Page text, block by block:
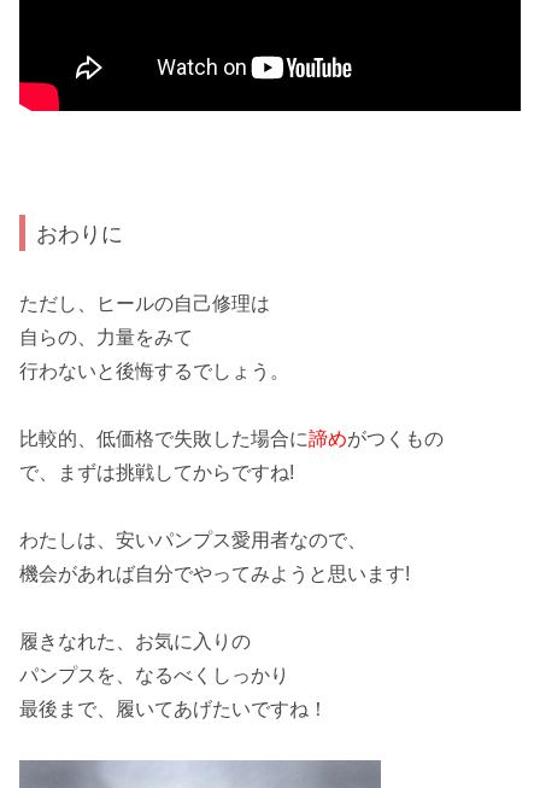
おわりに
ただし、ヒールの自己修理は
自らの、 力量をみて
行わないと後悔するでしょう。
比較的、 低価格で失敗した場合に諦めがつくもの
で、まずは挑戦してからですね!
わたしは、 安いパンプス愛用者なので、
機会があれば自分でやってみようと思います!
履きなれた、 お気に入り の
パンプスを、なるべくしっかり
最後 まで、履いてあげたいですね！